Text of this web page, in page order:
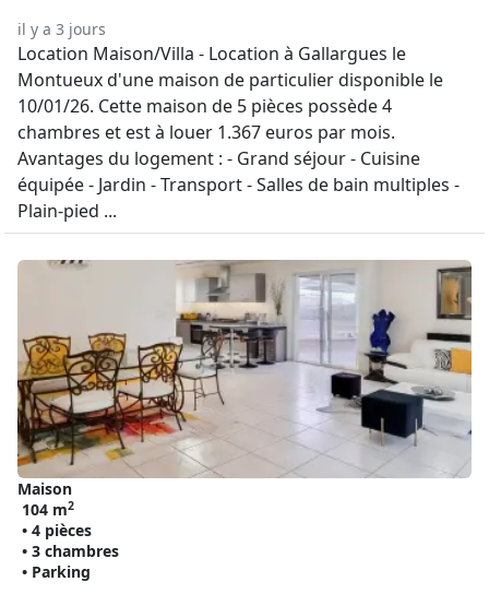
il y a 3 jours
Location Maison/Villa - Location à Gallargues le
Montueux d'une maison de particulier disponible le
10/01/26. Cette maison de 5 pièces possède 4
chambres et est à louer 1.367 euros par mois.
Avantages du logement : - Grand séjour - Cuisine
équipée - Jardin - Transport - Salles de bain multiples -
Plain-pied ...
Maison
104 m2
• 4 pièces
• 3 chambres
• Parking